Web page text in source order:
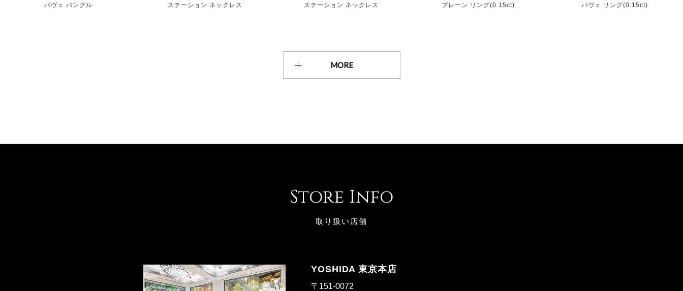
パヴェ バングル
ステーション ネックレス
ステーション ネックレス
プレーン リング(0.15ct)
パヴェ リング(0.15ct)
MORE
Store Info
取り扱い店舗
YOSHIDA 東京本店
〒151-0072